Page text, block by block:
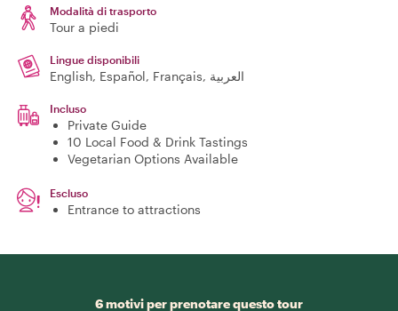
Modalità di trasporto
Tour a piedi
Lingue disponibili
English, Español, Français, العربية
Incluso
Private Guide
10 Local Food & Drink Tastings
Vegetarian Options Available
Escluso
Entrance to attractions
6 motivi per prenotare questo tour